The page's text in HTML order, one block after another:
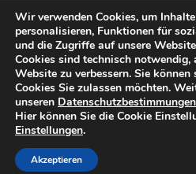
Sitemap
Einsatz
Redaktion
© 2026 kanaren-
Rechte vorbehalten
Wir verwenden Cookies, um
personalisieren, Funktionen für
und die Zugriffe auf unsere
Cookies sind technisch notwendig,
Website zu verbessern. Sie
Cookies Sie zulassen möchten.
unseren Datenschutzbestimmungen
Hier können Sie die Cookie
Einstellungen.
Akzeptieren